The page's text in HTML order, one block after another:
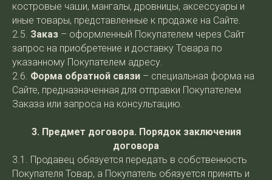
костровые чаши, мангалы, дровницы, аксессуары и
иные товары, представленные к продаже на Сайте.
2.5. Заказ – оформленный Покупателем через Сайт
запрос на приобретение и доставку Товара по
указанному Покупателем адресу.
2.6. Форма обратной связи – специальная форма на
Сайте, предназначенная для отправки Покупателем
Заказа или запроса на консультацию.
3. Предмет договора. Порядок заключения
договора
3.1. Продавец обязуется передать в собственность
Покупателя Товар, а Покупатель обязуется принять и